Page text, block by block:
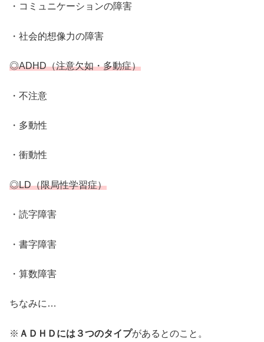
・コミュニケーションの障害
・社会的想像力の障害
◎ADHD（注意欠如・多動症）
・不注意
・多動性
・衝動性
◎LD（限局性学習症）
・読字障害
・書字障害
・算数障害
ちなみに…
※ ＡＤＨＤには３つのタイプがあるとのこと。